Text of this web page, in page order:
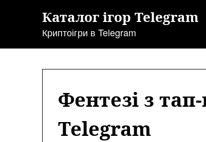
Каталог ігор Telegram
Криптоігри в Telegram
Фентезі з
Telegram